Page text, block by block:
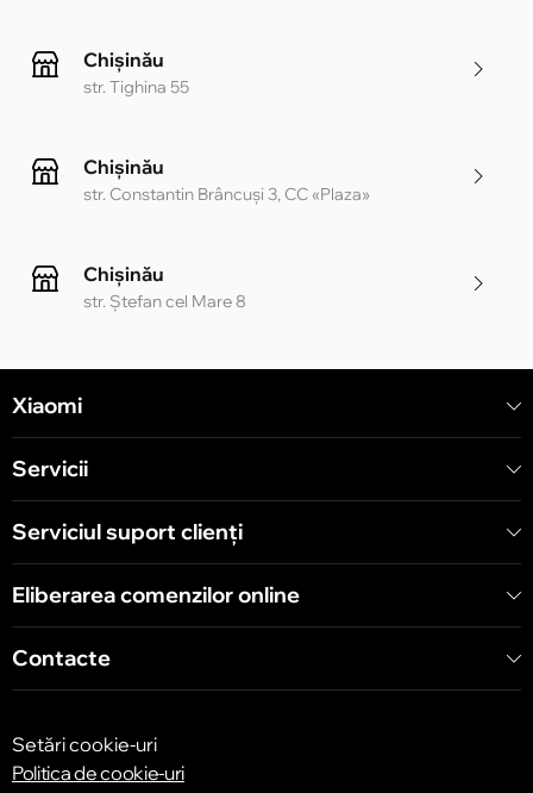
Chișinău
str. Tighina 55
Chișinău
str. Constantin Brâncuși 3, CC «Plaza»
Chișinău
str. Ștefan cel Mare 8
Chișinău
str. Arborilor 21, CC «Shopping MallDova»
Xiaomi
Servicii
Serviciul suport clienţi
Eliberarea comenzilor online
Contacte
Setări cookie-uri
Politica de cookie-uri